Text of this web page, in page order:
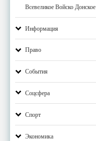
Всевеликое Войско Донское
Информация
Право
События
Соцсфера
Спорт
Экономика